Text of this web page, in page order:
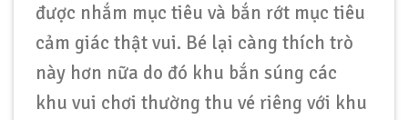
được nhắm mục tiêu và bắn rớt mục tiêu
cảm giác thật vui. Bé lại càng thích trò
này hơn nữa do đó khu bắn súng các
khu vui chơi thường thu vé riêng với khu